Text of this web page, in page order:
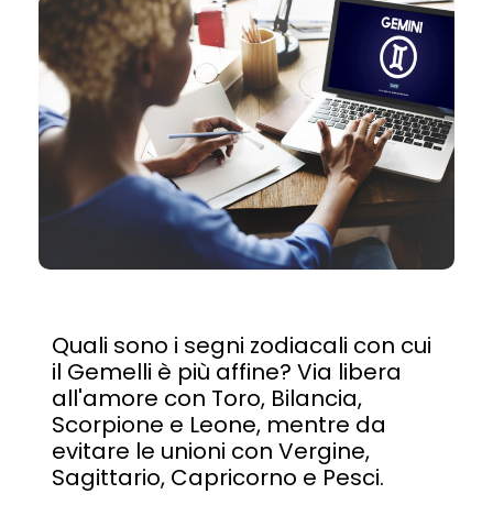
Quali sono i segni zodiacali con cui
il Gemelli è più affine? Via libera
all'amore con Toro, Bilancia,
Scorpione e Leone, mentre da
evitare le unioni con Vergine,
Sagittario, Capricorno e Pesci.